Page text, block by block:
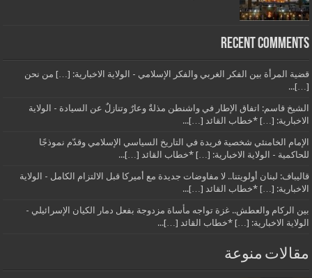
Recent Comments
قضية المرأة بين الفكر الغربي والفكر الإسلامي - الولاية الاخبارية: […] من نحن
[…]...
الشيخ قاسم: اتفاق الإطار في واشنطن مذلةٌ وعارٌ وتنازلٌ عن السيادة - الولاية
الاخبارية: […] *خطاب القائد […]...
الإمام الخامنئي شخصية فريدة في التاريخ السياسي الإسلامي وقدّم نموذجًا
للحاكمية - الولاية الاخبارية: […] *خطاب القائد […]...
قاليباف: لبنان أولويتنا.. لا مفاوضات جديدة مع أميركا قبل الالتزام الكامل - الولاية
الاخبارية: […] *خطاب القائد […]...
بين الركام والعطش.. غزة تواجه مأساة مزدوجة بفعل دمار الكيان الإسرائيلي -
الولاية الاخبارية: […] *خطاب القائد […]...
مقالات منوعة